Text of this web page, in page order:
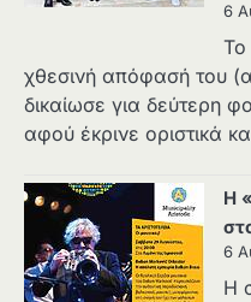
6
Το
χθεσινή απόφασή του
δικαίωσε για δεύτερη
αφού έκρινε οριστικά
Η
6
Η